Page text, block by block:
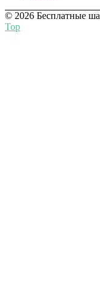
© 2026 Бесплатные
Top